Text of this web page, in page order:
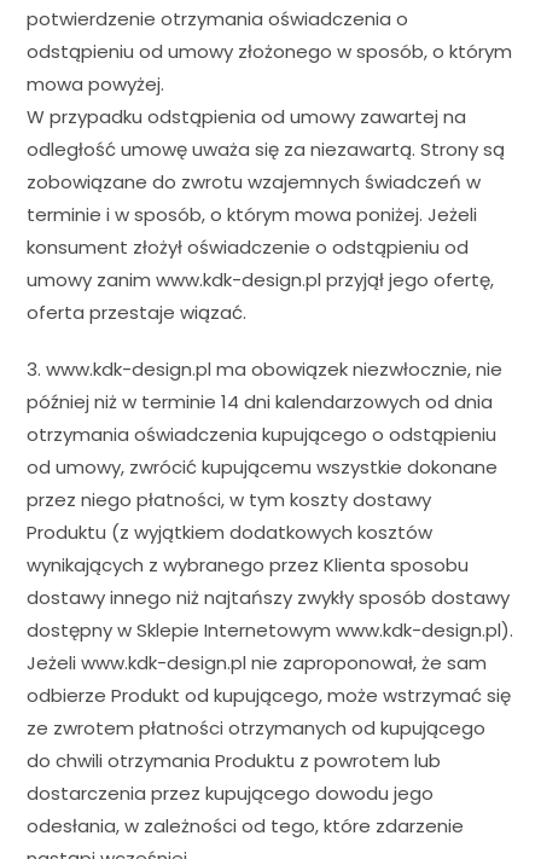
potwierdzenie otrzymania oświadczenia o
odstąpieniu od umowy złożonego w sposób, o którym
mowa powyżej.
W przypadku odstąpienia od umowy zawartej na
odległość umowę uważa się za niezawartą. Strony są
zobowiązane do zwrotu wzajemnych świadczeń w
terminie i w sposób, o którym mowa poniżej. Jeżeli
konsument złożył oświadczenie o odstąpieniu od
umowy zanim www.kdk-design.pl przyjął jego ofertę,
oferta przestaje wiązać.
3. www.kdk-design.pl ma obowiązek niezwłocznie, nie
później niż w terminie 14 dni kalendarzowych od dnia
otrzymania oświadczenia kupującego o odstąpieniu
od umowy, zwrócić kupującemu wszystkie dokonane
przez niego płatności, w tym koszty dostawy
Produktu (z wyjątkiem dodatkowych kosztów
wynikających z wybranego przez Klienta sposobu
dostawy innego niż najtańszy zwykły sposób dostawy
dostępny w Sklepie Internetowym www.kdk-design.pl).
Jeżeli www.kdk-design.pl nie zaproponował, że sam
odbierze Produkt od kupującego, może wstrzymać się
ze zwrotem płatności otrzymanych od kupującego
do chwili otrzymania Produktu z powrotem lub
dostarczenia przez kupującego dowodu jego
odesłania, w zależności od tego, które zdarzenie